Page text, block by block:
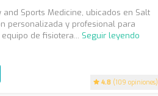
4.8 (109 opiniones)
and Sports Medicine, ubicados en Salt
personalizada y profesional para
de fisiotera... Seguir leyendo